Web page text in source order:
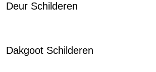
Deur Schilderen
Dakgoot Schilderen